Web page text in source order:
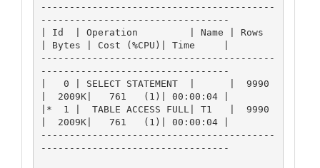
-----------------------------------------
---------------------------------
| Id  | Operation         | Name | Rows
| Bytes | Cost (%CPU)| Time     |
-----------------------------------------
---------------------------------
|   0 | SELECT STATEMENT  |      |  9990
|  2009K|   761   (1)| 00:00:04 |
|*  1 |  TABLE ACCESS FULL| T1   |  9990
|  2009K|   761   (1)| 00:00:04 |
-----------------------------------------
---------------------------------